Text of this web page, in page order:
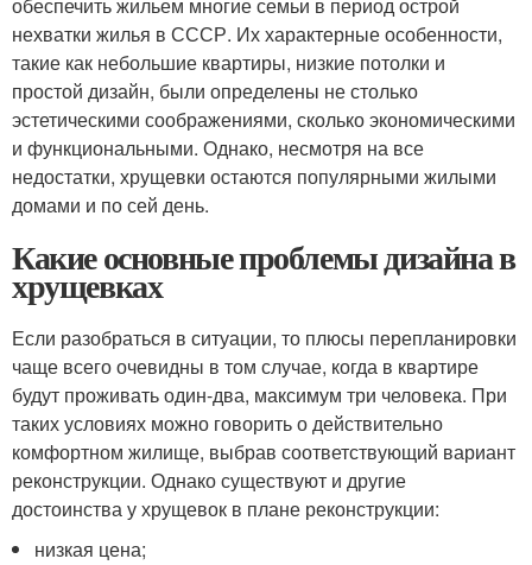
обеспечить жильем многие семьи в период острой
нехватки жилья в СССР. Их характерные особенности,
такие как небольшие квартиры, низкие потолки и
простой дизайн, были определены не столько
эстетическими соображениями, сколько экономическими
и функциональными. Однако, несмотря на все
недостатки, хрущевки остаются популярными жилыми
домами и по сей день.
Какие основные проблемы дизайна в
хрущевках
Если разобраться в ситуации, то плюсы перепланировки
чаще всего очевидны в том случае, когда в квартире
будут проживать один-два, максимум три человека. При
таких условиях можно говорить о действительно
комфортном жилище, выбрав соответствующий вариант
реконструкции. Однако существуют и другие
достоинства у хрущевок в плане реконструкции:
низкая цена;